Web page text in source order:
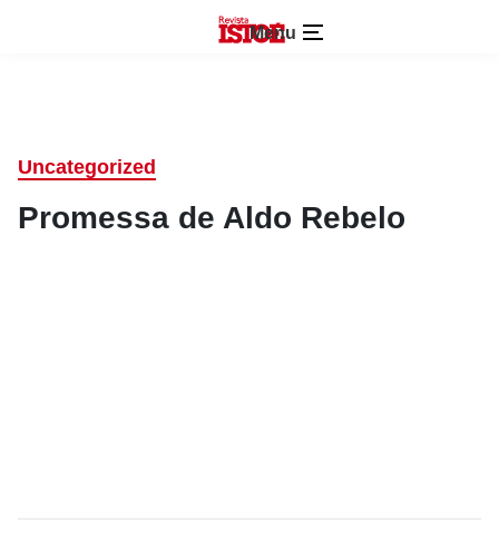
Menu
Uncategorized
Promessa de Aldo Rebelo